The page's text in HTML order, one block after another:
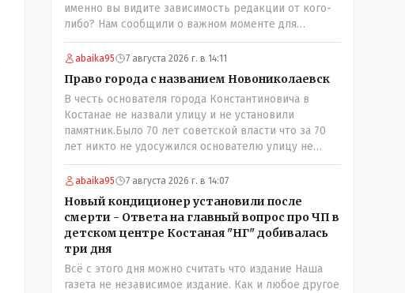
именно вы видите зависимость редакции от кого-
либо? Нам сообщили о важном моменте для
описываемой истории. И редакция отреагировала
бы дополнительным исследованием на такие
редакция не будет. Но мы будем публиковать
полную и объективную информацию. А потом
продолжать тему. если выяснятся новые
обстоятельства.
abaika95 7 августа 2026 г. в 14:11
Право города с названием Новониколаевск
В честь основателя города Константиновича в
Костанае не назвали улицу и не установили
памятник.Было 70 лет советской власти что за 70
лет никто не удосужился основателю улицу не
назвать? Не комильфо было генерал-губернаторам
улицы дарить? При СССР что то знали о нем такое
нехорошее? Ну и сейчас значит не надо. Обойдёмся
как-нибудь vofkakst: Где ономасты, которые топят
за возвращение исторических названийТак
вернули же историческое Кустанай коренное
название городишка
abaika95 7 августа 2026 г. в 14:07
Новый кондиционер установили после
смерти - Ответа на главный вопрос про ЧП в
детском центре Костаная "НГ" добивалась
три дня
Всё с этого дня можно считать что издание Наша
газета не независимое издание. Как и любое другое